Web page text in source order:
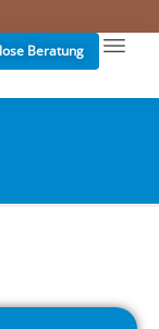
Beratung